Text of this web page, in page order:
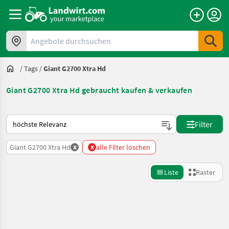
Angebote durchsuchen
/Tags /Giant G2700 Xtra Hd
Giant G2700 Xtra Hd gebraucht kaufen & verkaufen
So wird auf Landwirt.com sortiert
Filter
Giant G2700 Xtra Hd x x alle Filter löschen
Liste Raster